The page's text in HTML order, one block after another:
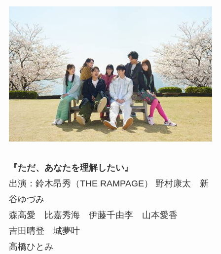
『ただ、あなたを理解したい』
出演：鈴木昂秀（THE RAMPAGE） 野村康太 新
谷ゆづみ
森高愛 比嘉秀海 伊藤千由李 山本愛香
吉田晴登 城夢叶
高橋ひとみ